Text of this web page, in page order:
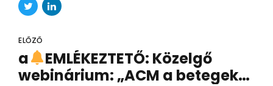
ELŐZŐ
a
EMLÉKEZTETŐ: Közelgő
webinárium: „ACM a betegek